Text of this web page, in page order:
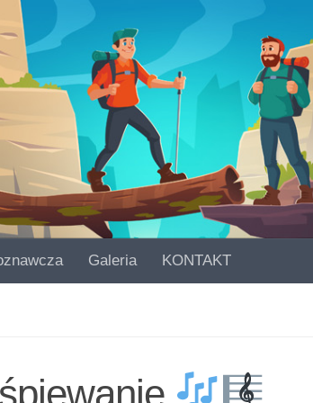
Galeria KONTAKT